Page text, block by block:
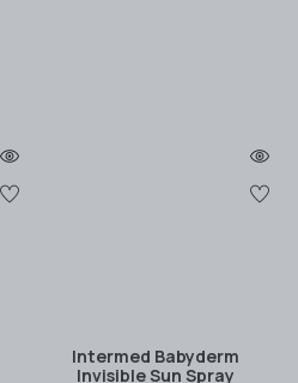
Intermed Babyderm
Invisible Sun Spray